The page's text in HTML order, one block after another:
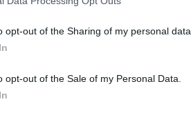
opt-out of the Sharing of my personal data.
opt-out of the Sale of my Personal Data.